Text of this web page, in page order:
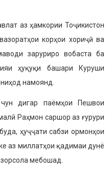
аз ҳамкории Тоҷикистон
корҳои хориҷӣ ва
заруриро вобаста ба
ҳуқуқи башари Куруши
намоянд.
ди­гар паёмҳои Пешвои
Раҳмон саршор аз ғурури
ҳуҷҷати сабзи ормонҳои
аз миллатҳои қадимаи дунё
мебошад.